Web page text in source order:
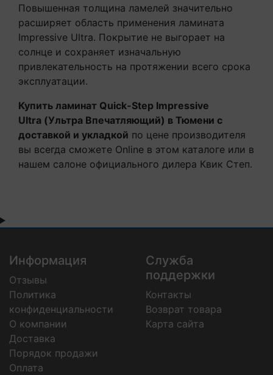
Повышенная толщина ламелей значительно
расширяет область применения ламината
Impressive Ultra. Покрытие не выгорает на
солнце и сохраняет изначальную
привлекательность на протяжении всего срока
эксплуатации.
Купить ламинат Quick-Step Impressive
Ultra (Ультра Впечатляющий) в Тюмени с
доставкой и укладкой по цене производителя
вы всегда сможете Online в этом каталоге или в
нашем салоне официального дилера Квик Степ.
Информация
Отзывы
Политика
конфиденциальности
О компании
Доставка
Порядок продажи
Оплата
Служба
поддержки
Контакты
Возврат товара
Карта сайта